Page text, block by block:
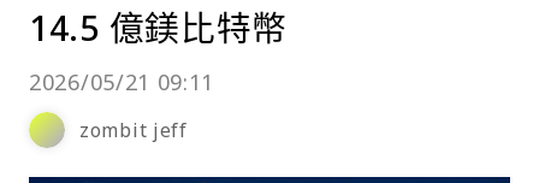
14.5 億鎂比特幣
2026/05/21 09:11
zombit jeff